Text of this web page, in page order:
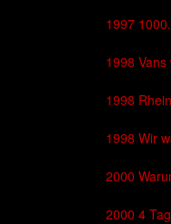
1997
1998
1998
1998 Wir
2000
2000 4